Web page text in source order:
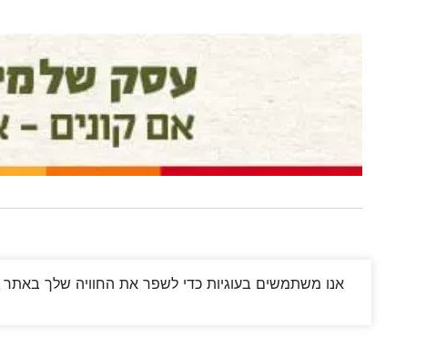
אנו משתמשים בעוגיות כדי לשפר את החוויה שלך באתר